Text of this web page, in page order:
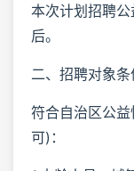
本次计划招聘
后。
二、招聘对象条
符合自治区公
可)：